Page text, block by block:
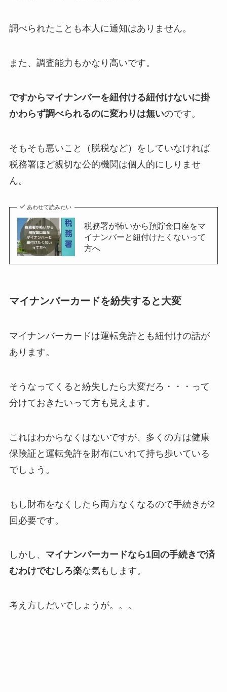
調べられたことも本人に通知はありません。
また、調査能力もかなり高いです。
ですからマイナンバーを紐付ける紐付けないに掛
かわらず調べられるのに変わりは無いのです。
そもそも悪いこと（脱税など）をしていなければ
税務署ほど親切な公的機関は個人的にしりませ
ん。
あわせて読みたい
税務署が怖いから預貯金口座をマ
イナンバーと紐付けたくないって
方へ
マイナンバーカードを紛失すると大変
マイナンバーカードは運転免許とも紐付けの話が
あります。
そうなってくると紛失したら大変だろ・・・って
分けておきたいって方も見えます。
これはわからなくはないですが、多くの方は健康
保険証と運転免許を財布にいれて持ち歩いている
でしょう。
もし財布をなくしたら両方なくなるので手続きが2
回必要です。
しかし、 マイナンバーカードなら1回の手続きで済
むわけでむしろ楽な気もします。
考え方しだいでしょうが。。。